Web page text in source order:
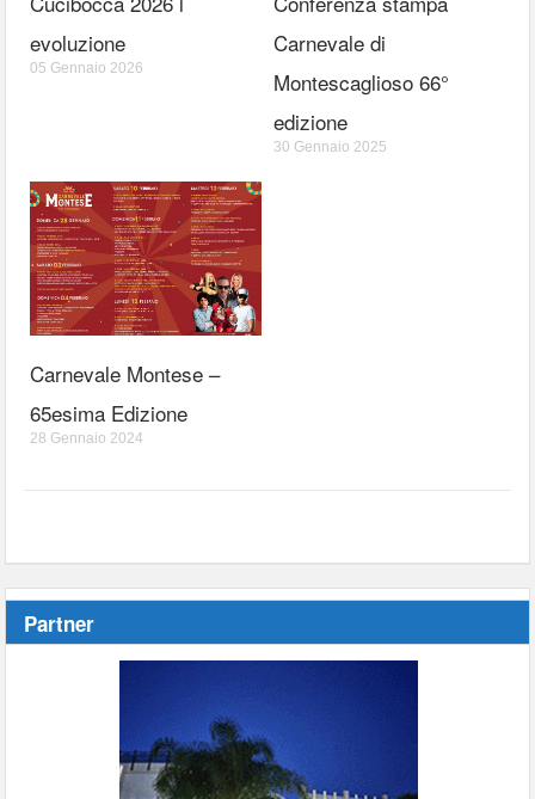
evoluzione
05 Gennaio 2026
Carnevale di
Montescaglioso 66°
edizione
30 Gennaio 2025
Carnevale Montese –
65esima Edizione
28 Gennaio 2024
Partner